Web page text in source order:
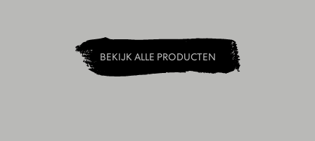
BEKIJK ALLE PRODUCTEN